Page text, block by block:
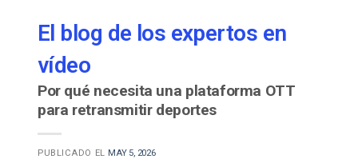
El blog de los expertos en
vídeo
Por qué necesita una plataforma OTT
para retransmitir deportes
PUBLICADO EL MAY 5, 2026